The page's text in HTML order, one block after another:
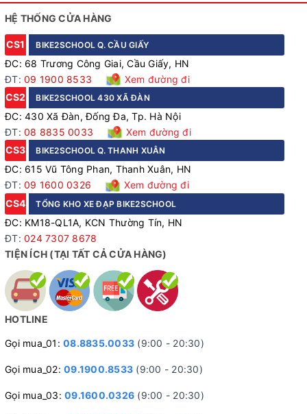
Xe đạp trẻ em Royalbaby Freestyle EZ màu Vàng
Yên xe được làm từ chất liệu mềm mại và có thể dễ dàng
điều chỉnh độ cao, thấp, phù hợp với chiều cao của trẻ
theo từng giai đoạn phát triển.
Ngoài ra, xích, líp và vòng bi của Royalbaby Freestyle EZ
được chế tạo với độ chính xác và độ bền cao, giúp xe hoạt
động trơn tru và ít cần bảo dưỡng.
HỆ THỐNG CỬA HÀNG
CS1 BIKE2SCHOOL Q. CẦU GIẤY
ĐC: 68 Trương Công Giai, Cầu Giấy, HN
ĐT: 09 1900 8533
Xem đường đi
CS2
BIKE2SCHOOL 430 XÃ ĐÀN
ĐC: 430 Xã Đàn, Đống Đa, Tp. Hà Nội
ĐT: 08 8835 0033
Xem đường đi
CS3
BIKE2SCHOOL Q. THANH XUÂN
ĐC: 615 Vũ Tông Phan, Thanh Xuân, HN
ĐT: 09 1600 0326
Xem đường đi
CS4
TỔNG KHO XE ĐẠP BIKE2SCHOOL
ĐC: KM18-QL1A, KCN Thường Tín, HN
ĐT: 024 7307 8678
TIỆN ÍCH (TẠI TẤT CẢ CỬA HÀNG)
HOTLINE
Gọi mua_01: 08.8835.0033 (9:00 - 20:30)
Gọi mua_02: 09.1900.8533 (9:00 - 20:30)
Gọi mua_03: 09.1600.0326 (9:00 - 20:30)